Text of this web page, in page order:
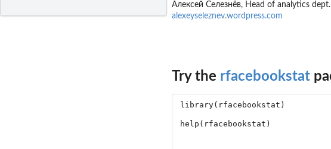
Алексей Селезнёв, Head of analytics
alexeyseleznev.wordpress.com
Try the rfacebookstat